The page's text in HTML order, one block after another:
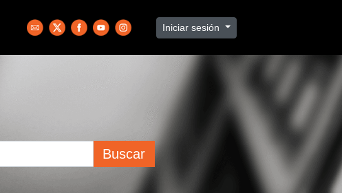
Iniciar sesión
Buscar